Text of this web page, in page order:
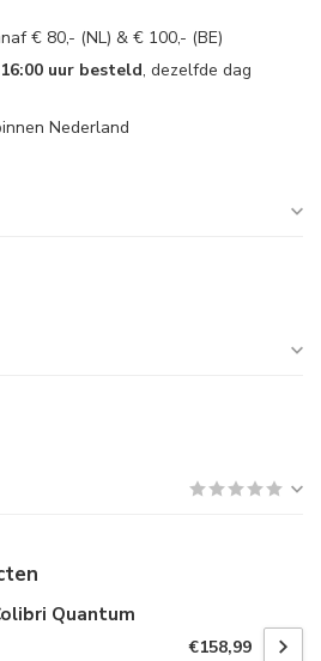
€ 80,- (NL) & € 100,- (BE)
uur besteld, dezelfde dag
Nederland
Quantum
€158,99